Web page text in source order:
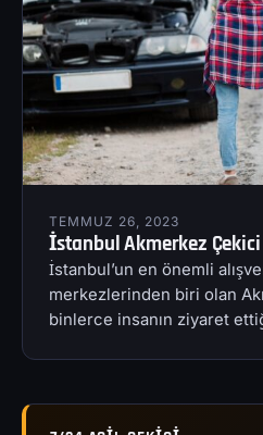
TEMMUZ 26, 2023
İstanbul Akmerkez Çekici
İstanbul’un en önemli
merkezlerinden biri olan
binlerce insanın ziyaret